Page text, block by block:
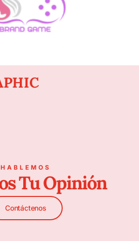
HABLEMOS
Tu Opinión
Contáctenos